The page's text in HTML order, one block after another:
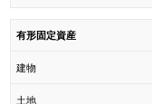
有形固定資産
建物
土地